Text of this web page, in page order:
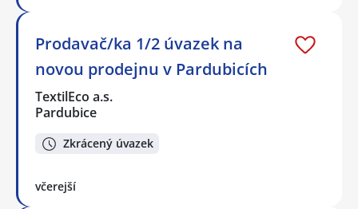
Prodavač/ka 1/2 úvazek na
novou prodejnu v Pardubicích
TextilEco a.s.
Pardubice
Zkrácený úvazek
včerejší